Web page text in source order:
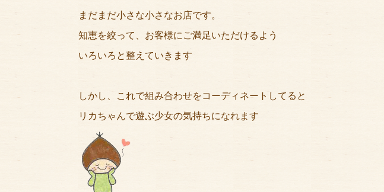
まだまだ小さな小さなお店です。
知恵を絞って、お客様にご満足いただけるよう
いろいろと整えていきます
しかし、これで組み合わせをコーディネートしてると
リカちゃんで遊ぶ少女の気持ちになれます